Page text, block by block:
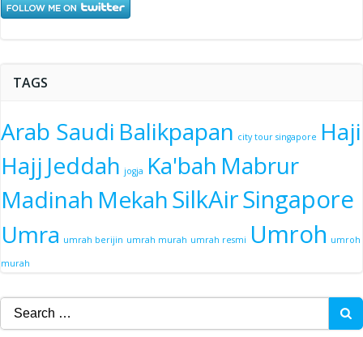
TAGS
Arab Saudi Balikpapan city tour singapore Haji
Hajj Jeddah jogja Ka'bah Mabrur
Madinah MekahSilkAirSingapore
Umra umrah berijin umrah murah umrah resmi Umroh umroh
murah
Search
for: